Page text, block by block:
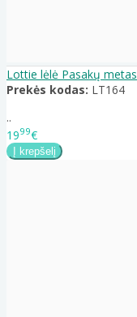
Lottie lėlė Pasakų metas
Prekės kodas: LT164
..
1999€